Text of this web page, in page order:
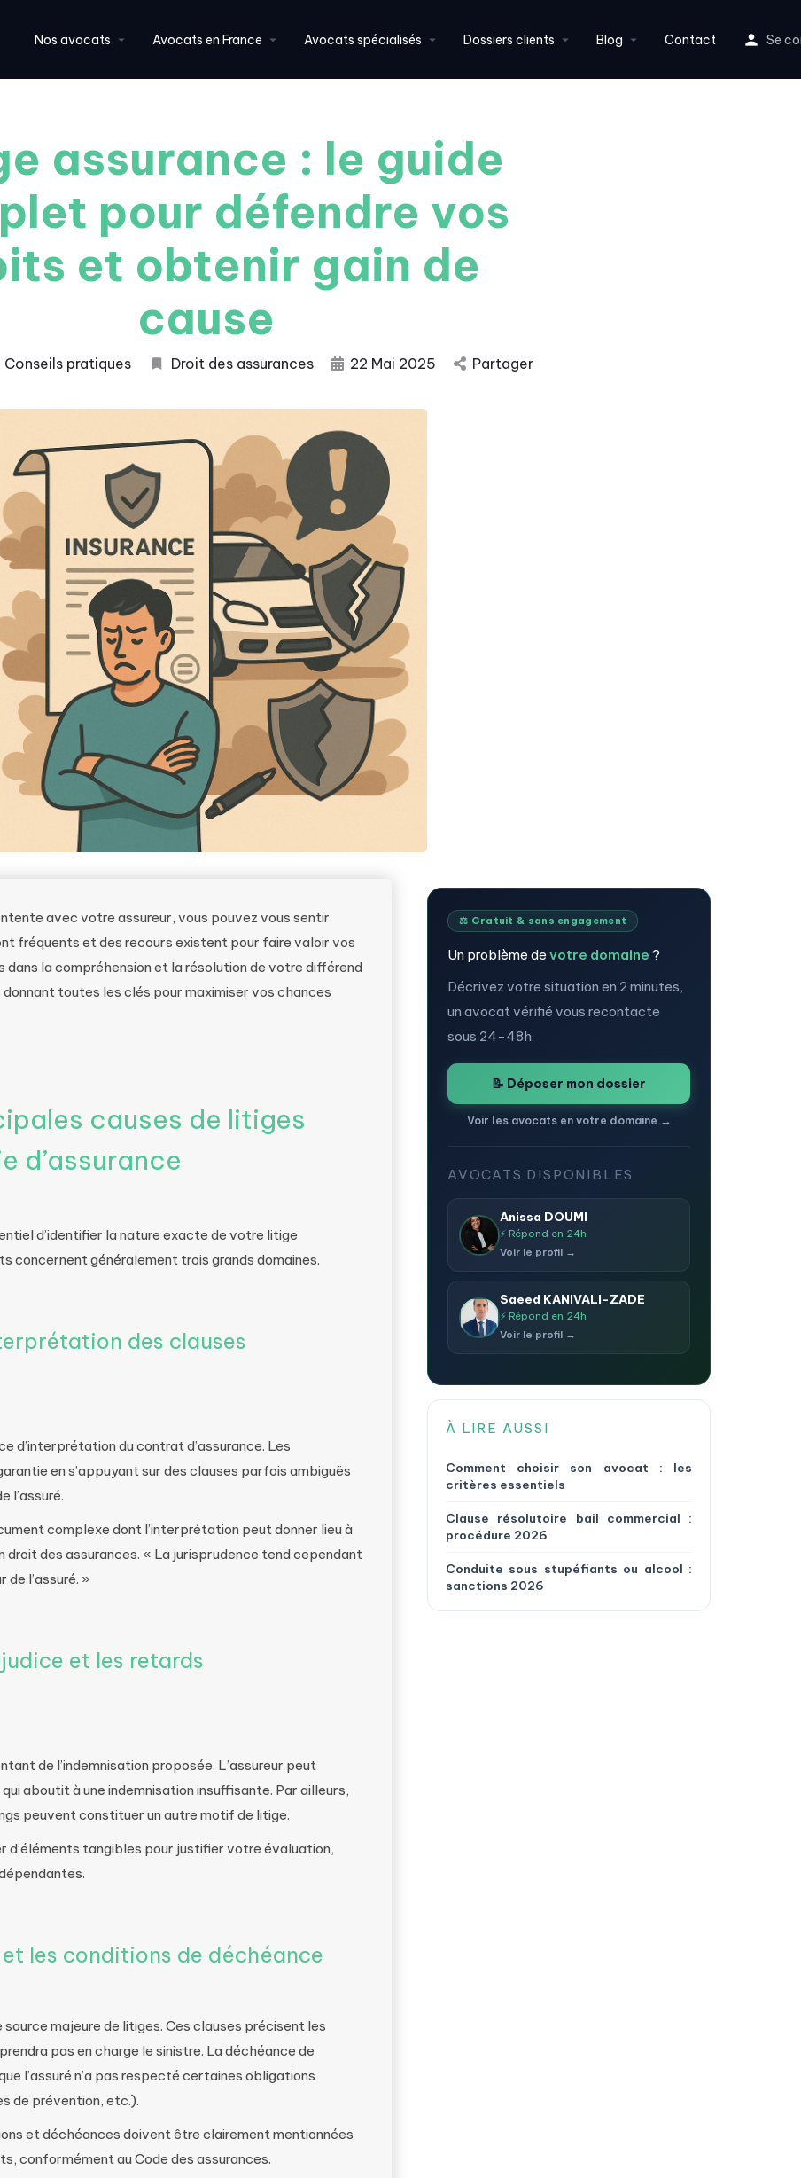
Nos avocats Avocats en France Avocats spécialisés Dossiers clients Blog Contact Se
assurance : le guide
pour défendre vos
et obtenir gain de
cause
Conseils pratiques Droit des assurances 22 Mai 2025 Partager
avec votre assureur, vous pouvez vous sentir
fréquents et des recours existent pour faire valoir vos
dans la compréhension et la résolution de votre différend
toutes les clés pour maximiser vos chances
causes de litiges
d’assurance
d’identifier la nature exacte de votre litige
concernent généralement trois grands domaines.
des clauses
d’interprétation du contrat d’assurance. Les
en s’appuyant sur des clauses parfois ambiguës
l’assuré.
complexe dont l’interprétation peut donner lieu à
des assurances. « La jurisprudence tend cependant
l’assuré. »
et les retards
de l’indemnisation proposée. L’assureur peut
aboutit à une indemnisation insuffisante. Par ailleurs,
peuvent constituer un autre motif de litige.
d’éléments tangibles pour justifier votre évaluation,
les conditions de déchéance
majeure de litiges. Ces clauses précisent les
pas en charge le sinistre. La déchéance de
l’assuré n’a pas respecté certaines obligations
de prévention, etc.).
et déchéances doivent être clairement mentionnées
conformément au Code des assurances.
⚖️ Gratuit & sans engagement
Un problème de votre domaine ?
Décrivez votre situation en 2 minutes,
un avocat vérifié vous recontacte
sous 24-48h.
📝 Déposer mon dossier
Voir les avocats en votre domaine →
AVOCATS DISPONIBLES
Anissa DOUMI
⚡ Répond en 24h
Voir le profil →
Saeed KANIVALI-ZADE
⚡ Répond en 24h
Voir le profil →
À LIRE AUSSI
Comment choisir son avocat : les
critères essentiels
Clause résolutoire bail commercial :
procédure 2026
Conduite sous stupéfiants ou alcool :
sanctions 2026